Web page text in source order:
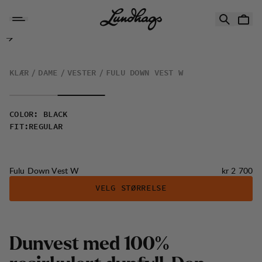
Fulu Down Vest W
KLÆR DAME VESTER FULU DOWN VEST W
COLOR :
BLACK
FIT: REGULAR
Fulu Down Vest W Pris:
kr 2 700
VELG STØRRELSE
Dunvest med 100%